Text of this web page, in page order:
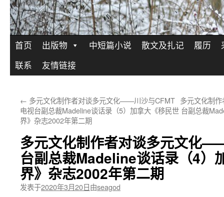
跳
至
文
首页 出版物 中短篇小说 散文及扎记 履历
联系
友情链接
← 多元文化制作者对谈多元文化——川沙与CFMT
电视台副总裁Madeline谈话录（5）加拿大《移民世
界》杂志2002年第二期
多元文化制
台副总裁
多元文化制作者对谈多元文化
台副总裁Madeline谈话录（4）
界》杂志2002年第二期
发表于2020年3月20日由seagod